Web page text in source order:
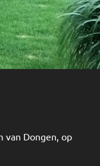
van Dongen, op